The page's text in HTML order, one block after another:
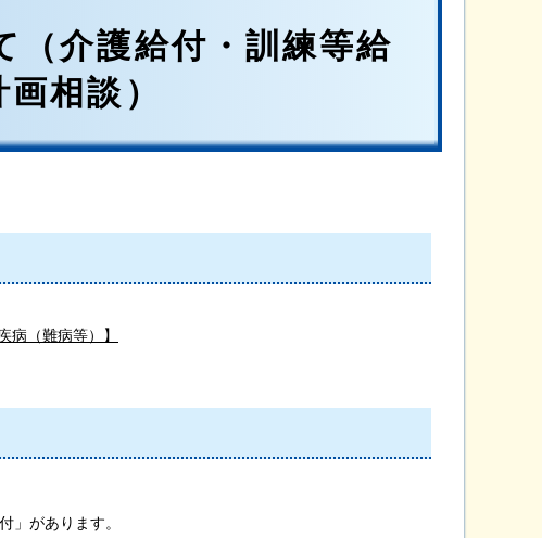
（介護給付・訓練等給
相談）
病（難病等）】
」があります。